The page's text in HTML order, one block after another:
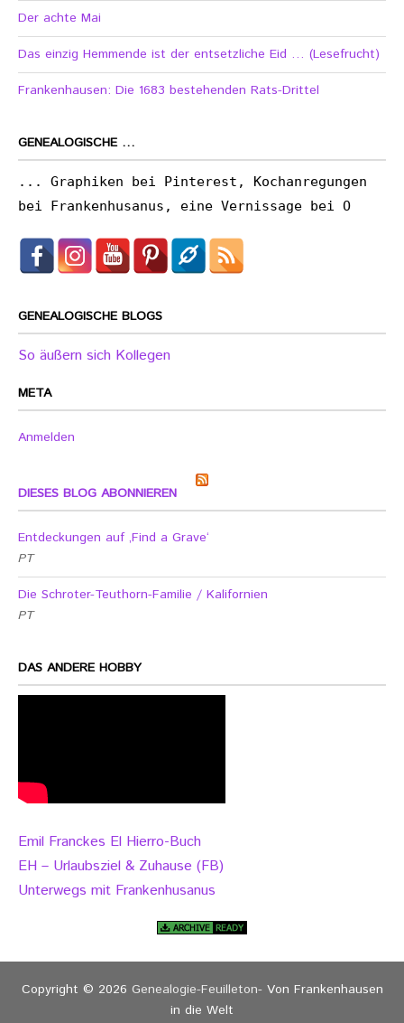
Der achte Mai
Das einzig Hemmende ist der entsetzliche Eid … (Lesefrucht)
Frankenhausen: Die 1683 bestehenden Rats-Drittel
GENEALOGISCHE …
... Graphiken bei Pinterest, Kochanregungen
bei Frankenhusanus, eine Vernissage bei O
GENEALOGISCHE BLOGS
So äußern sich Kollegen
META
Anmelden
DIESES BLOG ABONNIEREN
Entdeckungen auf ‚Find a Grave‘
PT
Die Schroter-Teuthorn-Familie / Kalifornien
PT
DAS ANDERE HOBBY
Emil Franckes El Hierro-Buch
EH – Urlaubsziel & Zuhause (FB)
Unterwegs mit Frankenhusanus
Copyright © 2026 Genealogie-Feuilleton- Von Frankenhausen
in die Welt